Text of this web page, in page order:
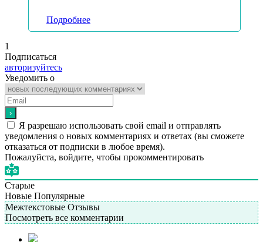
Подробнее
1
Подписаться
авторизуйтесь
Уведомить о
Я разрешаю использовать свой email и отправлять
уведомления о новых комментариях и ответах (вы cможете
отказаться от подписки в любое время).
Пожалуйста, войдите, чтобы прокомментировать
Старые
Новые Популярные
Межтекстовые Отзывы
Посмотреть все комментарии